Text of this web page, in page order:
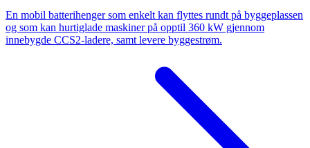
En mobil batterihenger som enkelt kan flyttes rundt på byggeplassen
og som kan hurtiglade maskiner på opptil 360 kW gjennom
innebygde CCS2-ladere, samt levere byggestrøm.